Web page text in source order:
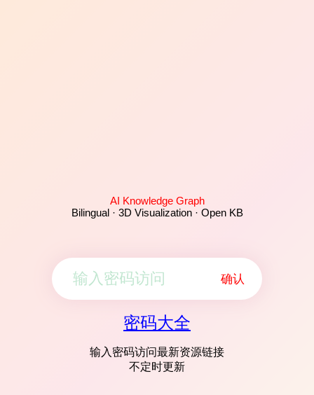
AI Knowledge Graph
Bilingual · 3D Visualization · Open KB
确认
密码大全
输入密码访问最新资源链接
不定时更新